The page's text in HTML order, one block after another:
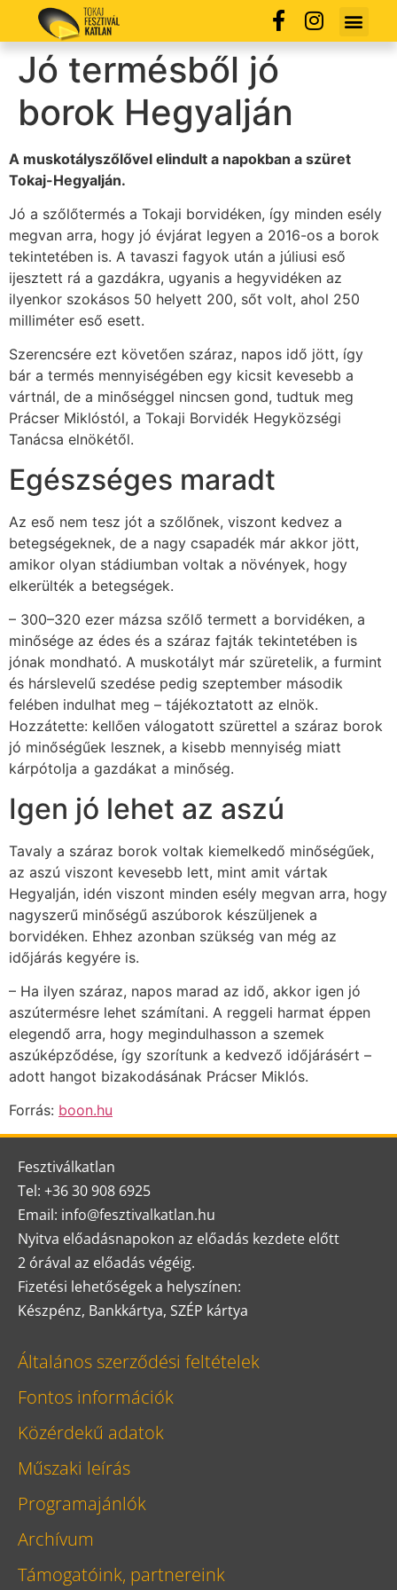
Jó termésből jó
borok Hegyalján
A muskotályszőlővel elindult a napokban a szüret
Tokaj-Hegyalján.
Jó a szőlőtermés a Tokaji borvidéken, így minden esély
megvan arra, hogy jó évjárat legyen a 2016-os a borok
tekintetében is. A tavaszi fagyok után a júliusi eső
ijesztett rá a gazdákra, ugyanis a hegyvidéken az
ilyenkor szokásos 50 helyett 200, sőt volt, ahol 250
milliméter eső esett.
Szerencsére ezt követően száraz, napos idő jött, így
bár a termés mennyiségében egy kicsit kevesebb a
vártnál, de a minőséggel nincsen gond, tudtuk meg
Prácser Miklóstól, a Tokaji Borvidék Hegyközségi
Tanácsa elnökétől.
Egészséges maradt
Az eső nem tesz jót a szőlőnek, viszont kedvez a
betegségeknek, de a nagy csapadék már akkor jött,
amikor olyan stádiumban voltak a növények, hogy
elkerülték a betegségek.
– 300–320 ezer mázsa szőlő termett a borvidéken, a
minősége az édes és a száraz fajták tekintetében is
jónak mondható. A muskotályt már szüretelik, a furmint
és hárslevelű szedése pedig szeptember második
felében indulhat meg – tájékoztatott az elnök.
Hozzátette: kellően válogatott szürettel a száraz borok
jó minőségűek lesznek, a kisebb mennyiség miatt
kárpótolja a gazdákat a minőség.
Igen jó lehet az aszú
Tavaly a száraz borok voltak kiemelkedő minőségűek,
az aszú viszont kevesebb lett, mint amit vártak
Hegyalján, idén viszont minden esély megvan arra, hogy
nagyszerű minőségű aszúborok készüljenek a
borvidéken. Ehhez azonban szükség van még az
időjárás kegyére is.
– Ha ilyen száraz, napos marad az idő, akkor igen jó
aszútermésre lehet számítani. A reggeli harmat éppen
elegendő arra, hogy megindulhasson a szemek
aszúképződése, így szorítunk a kedvező időjárásért –
adott hangot bizakodásának Prácser Miklós.
Forrás: boon.hu
Fesztiválkatlan
Tel: +36 30 908 6925
Email: info@fesztivalkatlan.hu
Nyitva előadásnapokon az előadás kezdete előtt
2 órával az előadás végéig.
Fizetési lehetőségek a helyszínen:
Készpénz, Bankkártya, SZÉP kártya
Általános szerződési feltételek
Fontos információk
Közérdekű adatok
Műszaki leírás
Programajánlók
Archívum
Támogatóink, partnereink